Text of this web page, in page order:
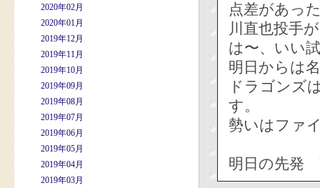
2020年02月
2020年01月
2019年12月
2019年11月
2019年10月
2019年09月
2019年08月
2019年07月
2019年06月
2019年05月
2019年04月
2019年03月
点差があっ
川直也投手
は〜、いい
明日からは
ドラゴンズ
す。
勢いはファ
明日の先発